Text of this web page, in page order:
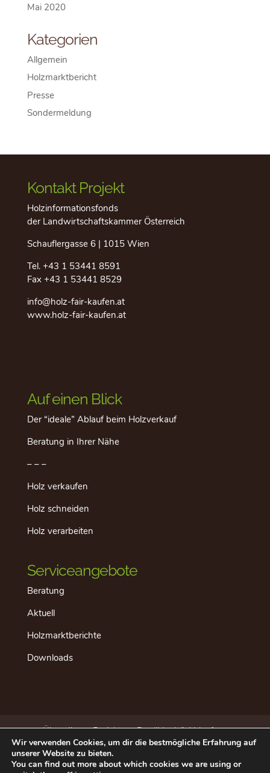
Mai 2020
Kategorien
Allgemein
Holzmarktbericht
Presse
Sondermeldung
Kontakt Projekt
Holzinformationsfonds
der Landwirtschaftskammer Österreich
Schauflergasse 6 | 1015 Wien
Tel. +43 1 53441 8591
Fax +43 1 53441 8529
info@holz-fair-kaufen.at
www.holz-fair-kaufen.at
Auf einen Blick
Der “ideale” Ablauf beim Holzverkauf
Beratung in Ihrer Nähe
– – –
Holz verkaufen
Holz schneiden
Holz verarbeiten
Serviceangebote
Beratung
Aktuell
Holzmarktberichte
Downloads
Über dieses Projekt
Der “ideale” Ablauf
Aktuell
Datenschutz
Impressum
Beratung in Ihrer Nähe
Kontakt
Wir verwenden Cookies, um dir die bestmögliche Erfahrung auf
unserer Website zu bieten.
You can find out more about which cookies we are using or